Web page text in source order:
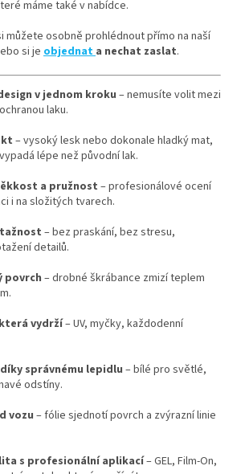
máme také v nabídce.
můžete osobně prohlédnout přímo na naší
si je objednata nechat zaslat.
v jednom kroku – nemusíte volit mezi
laku.
– vysoký lesk nebo dokonale hladký mat,
lépe než původní lak.
a pružnost – profesionálové ocení
i na složitých tvarech.
– bez praskání, bez stresu,
detailů.
povrch – drobné škrábance zmizí teplem
vydrží– UV, myčky, každodenní
správnému lepidlu – bílé pro světlé,
odstíny.
vozu – fólie sjednotí povrch a zvýrazní linie
s profesionální aplikací– GEL, Film-On,